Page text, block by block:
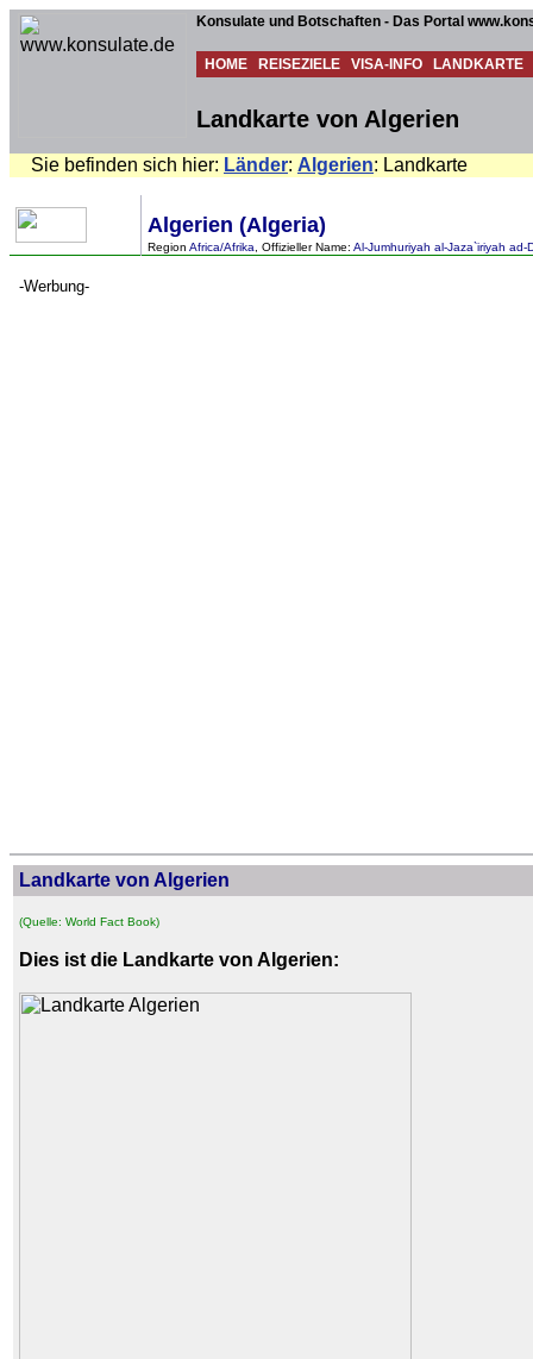
Konsulate und Botschaften - Das Portal
HOME REISEZIELE VISA-INFO LANDKARTE
Landkarte von Algerien
Sie befinden sich hier: Länder: Algerien: Landkarte
Algerien (Algeria)
Region Africa/Afrika , Offizieller Name: Al-Jumhuriyah al-Jaza`iriyah
-Werbung-
Landkarte von Algerien
(Quelle: World Fact Book)
Dies ist die Landkarte von Algerien: